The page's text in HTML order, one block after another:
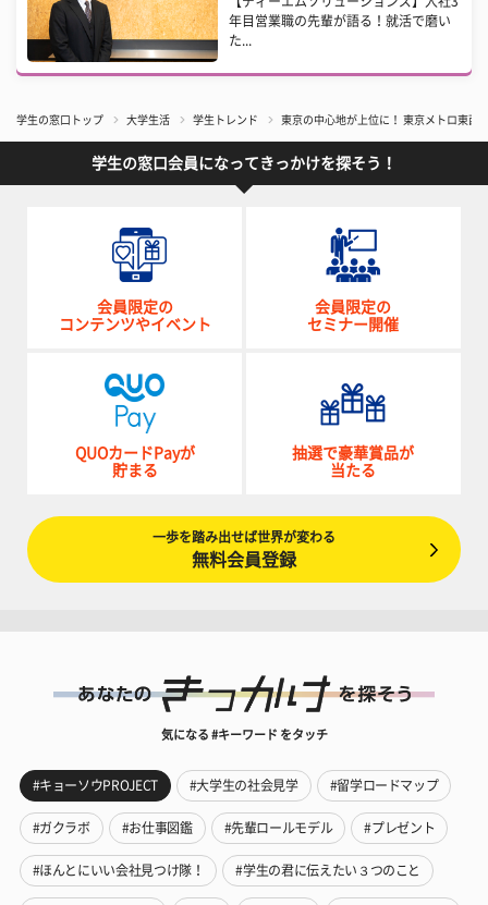
年目営業職の先輩が語る！就活で磨い
た...
学生の窓口トップ 大学生活 学生トレンド 東京の中心地が上位に！ 東京メトロ東西
学生の窓口会員になってきっかけを探そう！
会員限定の
コンテンツやイベント
会員限定の
セミナー開催
QUOカードPayが
貯まる
抽選で豪華賞品が
当たる
一歩を踏み出せば世界が変わる
無料会員登録
気になる #キーワード をタッチ
#キョーソウPROJECT #大学生の社会見学 #留学ロードマップ
#ガクラボ #お仕事図鑑 #先輩ロールモデル #プレゼント
#ほんとにいい会社見つけ隊！ #学生の君に伝えたい３つのこと